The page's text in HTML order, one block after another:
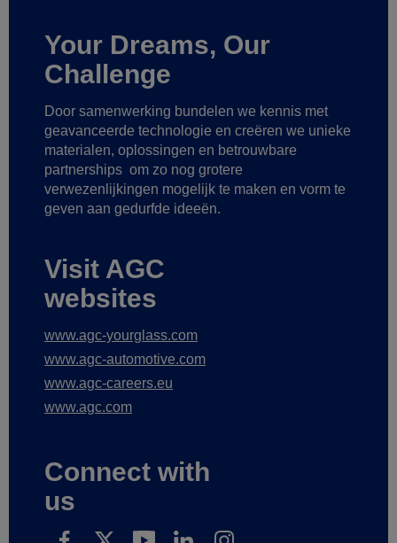
Your Dreams, Our
Challenge
Door samenwerking bundelen we kennis met
geavanceerde technologie en creëren we unieke
materialen, oplossingen en betrouwbare
partnerships om zo nog grotere
verwezenlijkingen mogelijk te maken en vorm te
geven aan gedurfde ideeën.
Visit AGC
websites
www.agc-yourglass.com
www.agc-automotive.com
www.agc-careers.eu
www.agc.com
Connect with
us